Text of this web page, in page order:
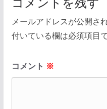
メールアドレスが公開さ
付いている欄は必須項目
コメント ※